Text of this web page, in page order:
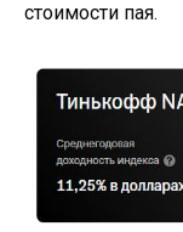
стоимости пая.